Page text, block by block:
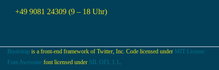
+49 9081 24309 (9 – 18 Uhr)
Bootstrap is a front-end framework of Twitter, Inc. Code licensed under MIT License.
Font Awesome font licensed under SIL OFL 1.1 .